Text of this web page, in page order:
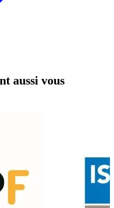
aussi vous